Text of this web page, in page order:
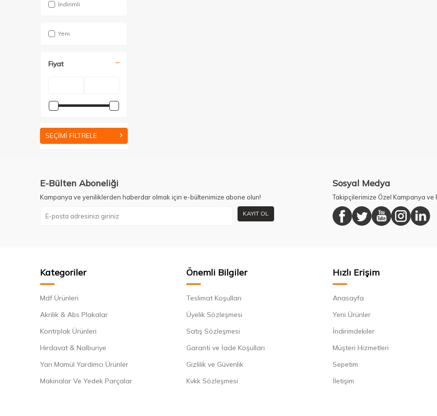
İndirimli
Yeni
Fiyat
SEÇIMI FILTRELE
E-Bülten Aboneliği
Kampanya ve yeniliklerden haberdar olmak için e-bültenimize abone olun!
KAYIT OL
Sosyal Medya
Takipçilerimize Özel Kampanya ve
Kategoriler
Mdf Ürünleri
Akrilik & Abs Plakalar
Kontrplak Ürünleri
Hırdavat & Nalburiye
Yarı Mamül Yardımcı Ürünler
Makinalar Ve Yedek Parçalar
Önemli Bilgiler
Teslimat Koşulları
Üyelik Sözleşmesi
Satış Sözleşmesi
Garanti ve İade Koşulları
Gizlilik ve Güvenlik
Kvkk Sözleşmesi
Hızlı Erişim
Anasayfa
Yeni Ürünler
İndirimdekiler
Müşteri Hizmetleri
Sepetim
İletişim